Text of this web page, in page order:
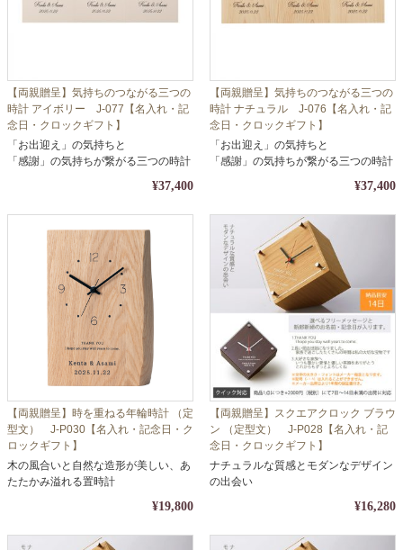
【両親贈呈】気持ちのつながる三つの
時計 アイボリー J-077【名入れ・記
念日・クロックギフト】
「お出迎え」の気持ちと
「感謝」の気持ちが繋がる三つの時計
¥37,400
【両親贈呈】気持ちのつながる三つの
時計 ナチュラル J-076【名入れ・記
念日・クロックギフト】
「お出迎え」の気持ちと
「感謝」の気持ちが繋がる三つの時計
¥37,400
【両親贈呈】時を重ねる年輪時計 （定
型文） J-P030【名入れ・記念日・ク
ロックギフト】
木の風合いと自然な造形が美しい、あ
たたかみ溢れる置時計
¥19,800
【両親贈呈】スクエアクロック ブラウ
ン （定型文） J-P028【名入れ・記
念日・クロックギフト】
ナチュラルな質感とモダンなデザイン
の出会い
¥16,280